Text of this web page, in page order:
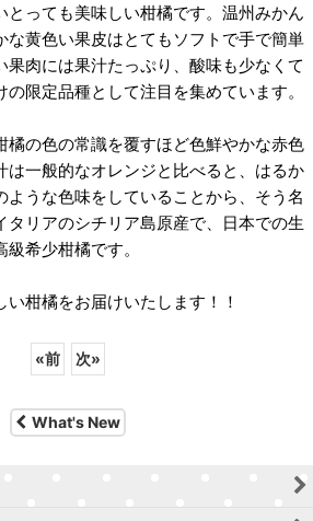
とっても美味しい柑橘です。温州みかん
な黄色い果皮はとてもソフトで手で簡単
果肉には果汁たっぷり、酸味も少なくて
限定品種として注目を集めています。
橘の色の常識を覆すほど色鮮やかな赤色
は一般的なオレンジと比べると、はるか
ような色味をしていることから、そう名
タリアのシチリア島原産で、日本での生
希少柑橘です。
柑橘をお届けいたします！！
«前 次»
What's New